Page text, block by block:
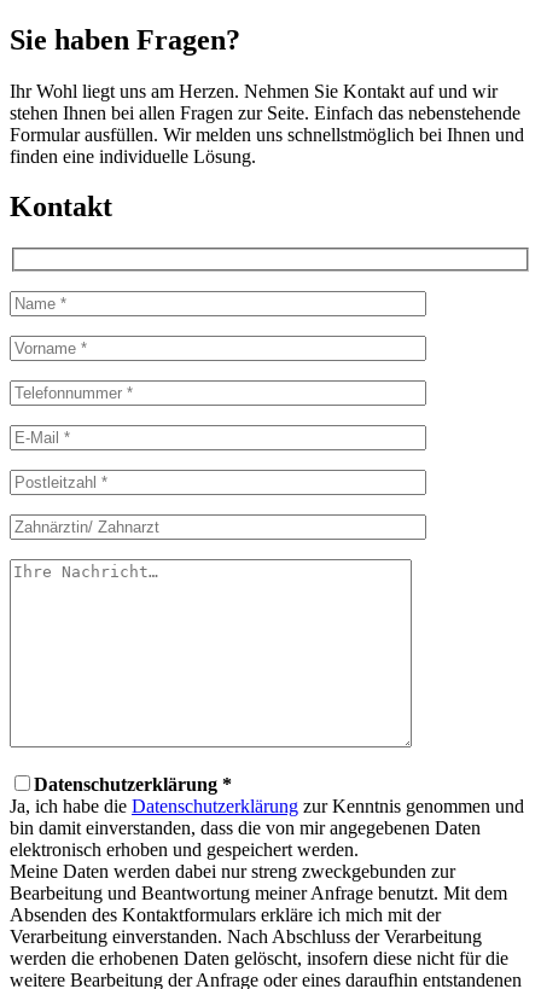
Sie haben Fragen?
Ihr Wohl liegt uns am Herzen. Nehmen Sie Kontakt auf und wir
stehen Ihnen bei allen Fragen zur Seite. Einfach das nebenstehende
Formular ausfüllen. Wir melden uns schnellstmöglich bei Ihnen und
finden eine individuelle Lösung.
Kontakt
Datenschutzerklärung *
Ja, ich habe die Datenschutzerklärung zur Kenntnis genommen und
bin damit einverstanden, dass die von mir angegebenen Daten
elektronisch erhoben und gespeichert werden.
Meine Daten werden dabei nur streng zweckgebunden zur
Bearbeitung und Beantwortung meiner Anfrage benutzt. Mit dem
Absenden des Kontaktformulars erkläre ich mich mit der
Verarbeitung einverstanden. Nach Abschluss der Verarbeitung
werden die erhobenen Daten gelöscht, insofern diese nicht für die
weitere Bearbeitung der Anfrage oder eines daraufhin entstandenen